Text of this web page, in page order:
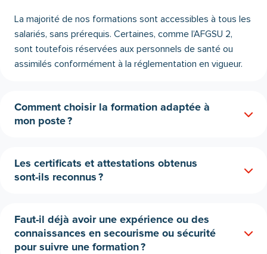
La majorité de nos formations sont accessibles à tous les
salariés, sans prérequis. Certaines, comme l’AFGSU 2,
sont toutefois réservées aux personnels de santé ou
assimilés conformément à la réglementation en vigueur.
Comment choisir la formation adaptée à
mon poste ?
Les certificats et attestations obtenus
sont-ils reconnus ?
Faut-il déjà avoir une expérience ou des
connaissances en secourisme ou sécurité
pour suivre une formation ?